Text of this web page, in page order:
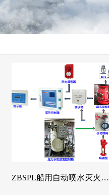
ZBSPL船用自动喷水灭火系统